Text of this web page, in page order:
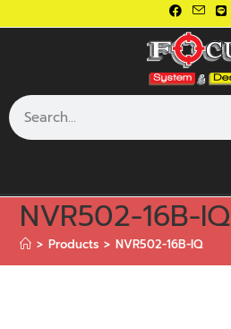
NVR502-16B-IQ
> Products > NVR502-16B-IQ